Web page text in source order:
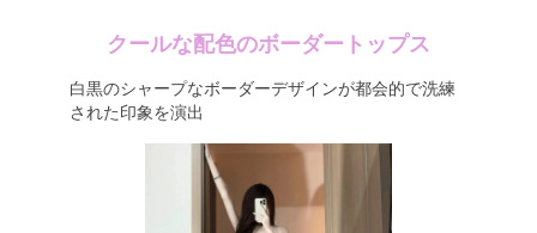
クールな配色のボーダートップス
白黒のシャープなボーダーデザインが都会的で洗練
された印象を演出